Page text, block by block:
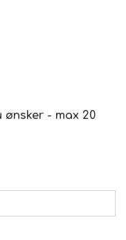
fra 12
ønsker - max 20